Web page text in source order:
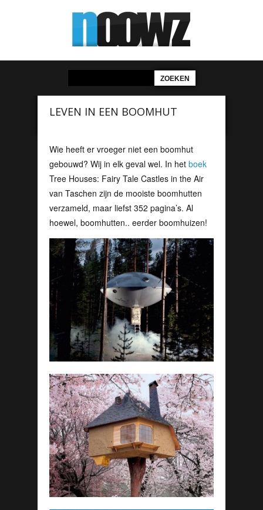
LEVEN IN EEN BOOMHUT
Wie heeft er vroeger niet een boomhut
gebouwd? Wij in elk geval wel. In het boek
Tree Houses: Fairy Tale Castles in the Air
van Taschen zijn de mooiste boomhutten
verzameld, maar liefst 352 pagina’s. Al
hoewel, boomhutten.. eerder boomhuizen!